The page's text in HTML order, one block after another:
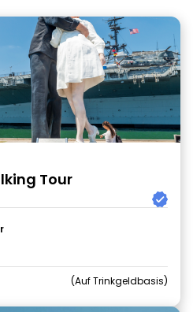
Tour
Auf Trinkgeldbasis